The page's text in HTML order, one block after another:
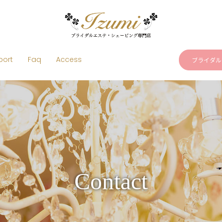
Faq Access ブライダ
Contact